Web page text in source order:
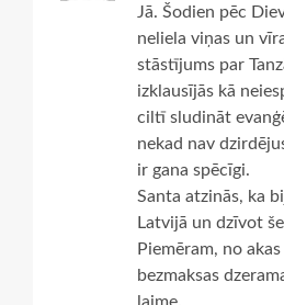
Jā. Šodien pēc
neliela viņas un
stāstījums par
izklausījās kā
ciltī sludināt
nekad nav
ir gana spēcīgi.
Santa atzinās, ka
Latvijā un dzīvot
Piemēram, no
bezmaksas
laime.